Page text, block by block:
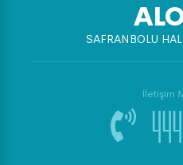
SAFRANBOLU
İletişim